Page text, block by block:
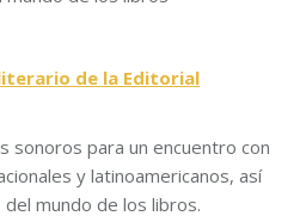
de la Editorial
sonoros para un encuentro con
y latinoamericanos, así
mundo de los libros.